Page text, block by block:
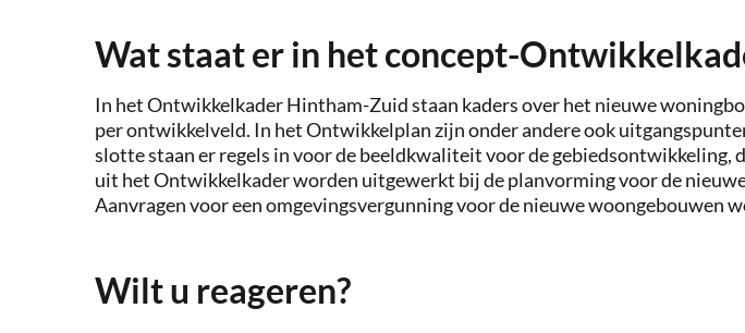
Wat staat er in het concept-
In het Ontwikkelkader Hintham-Zuid staan kaders over het nieuwe
per ontwikkelveld. In het Ontwikkelplan zijn onder andere ook
slotte staan er regels in voor de beeldkwaliteit voor de
uit het Ontwikkelkader worden uitgewerkt bij de planvorming voor de
Aanvragen voor een omgevingsvergunning voor de nieuwe
Wilt u reageren?